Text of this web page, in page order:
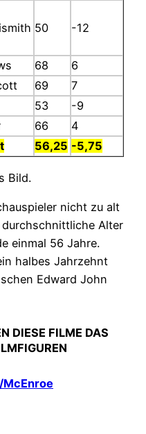
50 -12
68
6
69
7
53
-9
66
4
56,25 -5,75
Bild.
nicht zu alt
Alter
einmal 56 Jahre.
halbes Jahrzehnt
Edward John
DIESE FILME DAS
McEnroe